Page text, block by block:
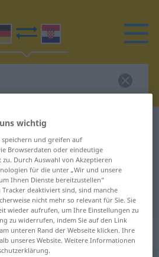
Wörterbuch
Übersetzung für
Übersetzung
wichtig
und greifen auf
Browserdaten oder eindeutige
Durch Auswahl von Akzeptieren
für die unter „Wir und unsere
Ihnen Dienste bereitzustellen“
deaktiviert sind, sind manche
nicht mehr so relevant für Sie. Sie
wieder aufrufen, um Ihre Einstellungen zu
zu widerrufen, indem Sie auf den Link
unteren Rand der Webseite klicken. Ihre
unseres Website. Weitere Informationen